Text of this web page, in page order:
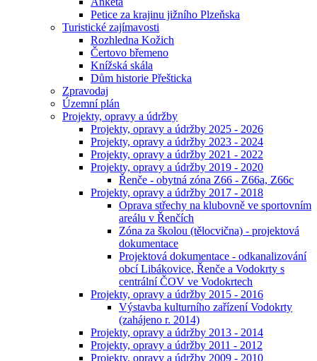
Petice za krajinu jižního Plzeňska
Turistické zajímavosti
Rozhledna Kožich
Čertovo břemeno
Knížská skála
Dům historie Přešticka
Zpravodaj
Územní plán
Projekty, opravy a údržby
Projekty, opravy a údržby 2025 - 2026
Projekty, opravy a údržby 2023 - 2024
Projekty, opravy a údržby 2021 - 2022
Projekty, opravy a údržby 2019 - 2020
Řenče - obytná zóna Z66 - Z66a, Z66c
Projekty, opravy a údržby 2017 - 2018
Oprava střechy na klubovně ve sportovním
areálu v Řenčích
Zóna za školou (tělocvična) - projektová
dokumentace
Projektová dokumentace - odkanalizování
obcí Libákovice, Řenče a Vodokrty s
centrální ČOV ve Vodokrtech
Projekty, opravy a údržby 2015 - 2016
Výstavba kulturního zařízení Vodokrty
(zahájeno r. 2014)
Projekty, opravy a údržby 2013 - 2014
Projekty, opravy a údržby 2011 - 2012
Projekty, opravy a údržby 2009 - 2010